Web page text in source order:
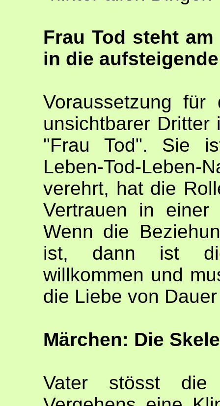
Frau Tod steht
in die
Voraussetzung
unsichtbarer Dritter
"Frau Tod". Sie
Leben-Tod-
verehrt, hat die
Vertrauen in einer
Wenn die
ist, dann ist
willkommen und
die Liebe von
Märchen: Die
Vater stösst die